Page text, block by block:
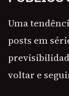
Uma
posts em
voltar e